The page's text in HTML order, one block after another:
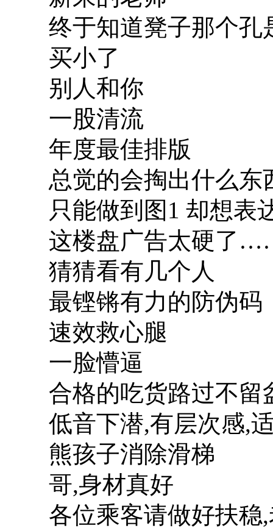
终于知道凳子那个孔
买小了
别人和你
一股清流
年度最佳排版
总觉的会掏出什么东
只能做到图1 却想表
这楼盘广告太硬了
猜猜看有几个人
最铿锵有力的防伪码
速效救心腿
一脸懵逼
合格的吃货路过不留
低音下潜,有层次感,
熊孩子消除滑梯
哥,身材真好
各位乘客请做好扶稳